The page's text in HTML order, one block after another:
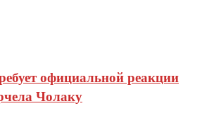
официальной реакции
Чолаку